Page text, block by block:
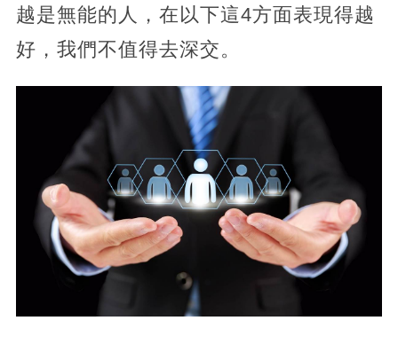
越是無能的人，在以下這4方面表現得越
好，我們不值得去深交。